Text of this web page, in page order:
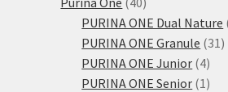
produktů
PURINA ONE Dual Nature
PURINA ONE Granule 31 31
PURINA ONE Junior 44
PURINA ONE Senior 1 1